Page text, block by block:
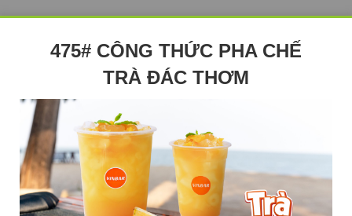
475# CÔNG THỨC PHA CHẾ
TRÀ ĐÁC THƠM